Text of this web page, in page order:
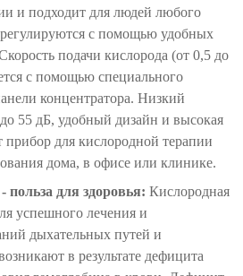
и подходит для людей любого
с помощью удобных
подачи кислорода (от 0,5 до
с помощью специального
концентратора. Низкий
55 дБ, удобный дизайн и высокая
прибор для кислородной терапии
дома, в офисе или клинике.
польза для здоровья: Кислородная
успешного лечения и
дыхательных путей и
в результате дефицита